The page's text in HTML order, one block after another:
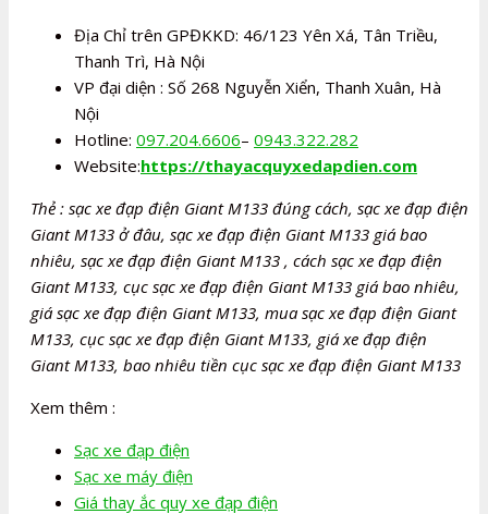
Địa Chỉ trên GPĐKKD: 46/123 Yên Xá, Tân Triều,
Thanh Trì, Hà Nội
VP đại diện : Số 268 Nguyễn Xiển, Thanh Xuân, Hà
Nội
Hotline: 097.204.6606– 0943.322.282
Website:https://thayacquyxedapdien.com
Thẻ : sạc xe đạp điện Giant M133 đúng cách, sạc xe đạp điện
Giant M133 ở đâu, sạc xe đạp điện Giant M133 giá bao
nhiêu, sạc xe đạp điện Giant M133 , cách sạc xe đạp điện
Giant M133, cục sạc xe đạp điện Giant M133 giá bao nhiêu,
giá sạc xe đạp điện Giant M133, mua sạc xe đạp điện Giant
M133, cục sạc xe đạp điện Giant M133, giá xe đạp điện
Giant M133, bao nhiêu tiền cục sạc xe đạp điện Giant M133
Xem thêm :
Sạc xe đạp điện
Sạc xe máy điện
Giá thay ắc quy xe đạp điện